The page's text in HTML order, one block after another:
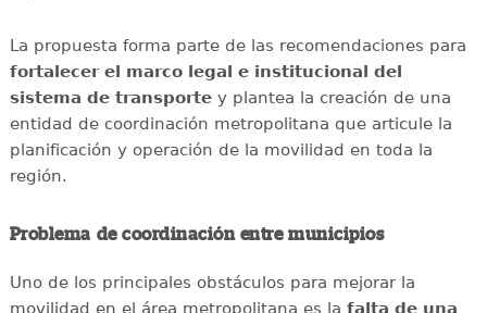
La propuesta forma parte de las recomendaciones para
fortalecer el marco legal e institucional del
sistema de transportey plantea la creación de una
entidad de coordinación metropolitana que articule la
planificación y operación de la movilidad en toda la
región.
Problema de coordinación entre municipios
Uno de los principales obstáculos para mejorar la
movilidad en el área metropolitana es la falta de una